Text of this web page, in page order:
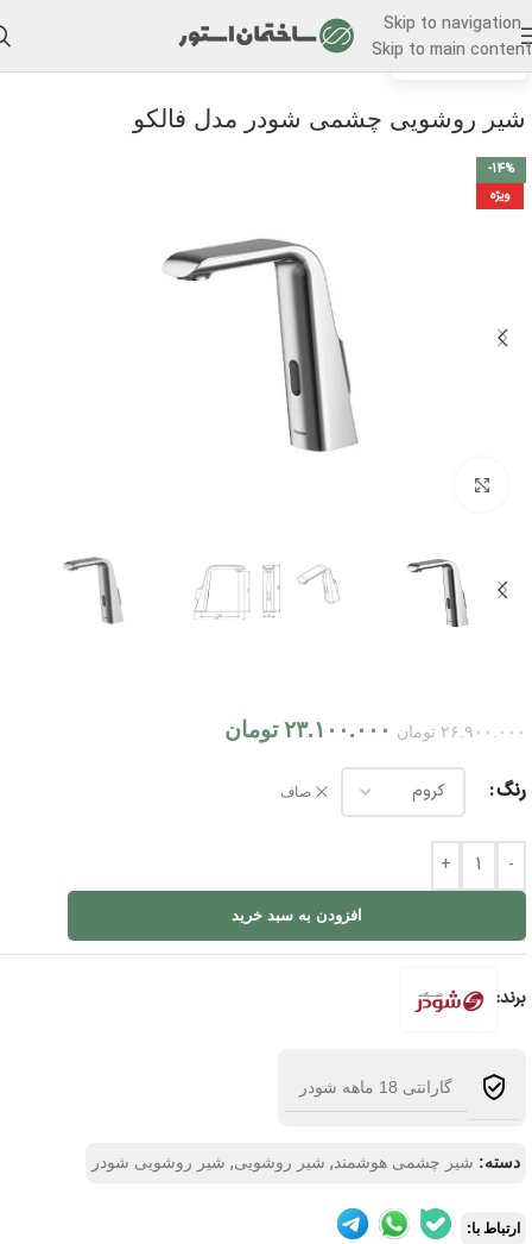
Skip to navigation
Skip to main content
خانه/شیر روشویی
شیر روشویی چشمی شودر مدل فالکو
-14%
ویژه
۲۶.۹۰۰.۰۰۰ تومان ۲۳.۱۰۰.۰۰۰ تومان
رنگ صاف
-
+
افزودن به سبد خرید
برند:
گارانتی 18 ماهه شودر
دسته: شیر چشمی هوشمند, شیر روشویی, شیر روشویی شودر
ارتباط با: